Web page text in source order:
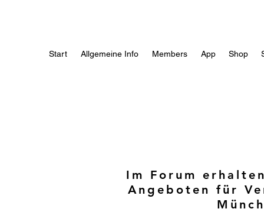
Start Allgemeine Info Members App Shop
Im Forum
Angeboten für